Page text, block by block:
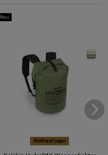
Neu
Nicht auf Lager